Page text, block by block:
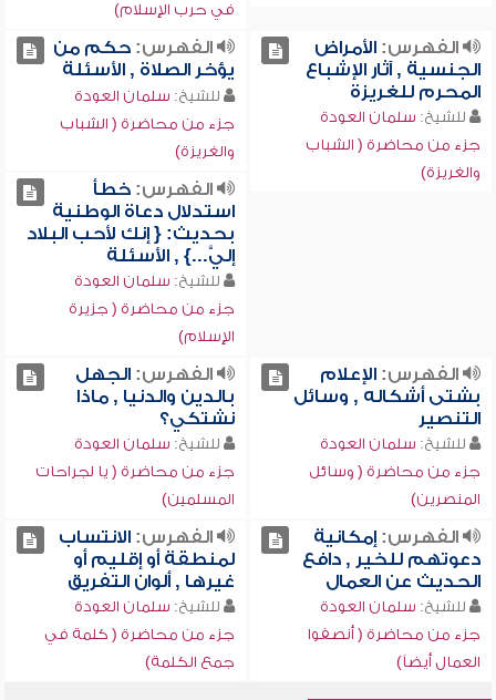
في حرب الإسلام)
الفهرس:الأمراض
الجنسية , آثار الإشباع
المحرم للغريزة
للشيخ: سلمان العودة
جزء من محاضرة ( الشباب
والغريزة)
الفهرس:حكم من
يؤخر الصلاة , الأسئلة
للشيخ: سلمان العودة
جزء من محاضرة ( الشباب
والغريزة)
الفهرس:خطأ
استدلال دعاة الوطنية
بحديث: { إنك لأحب البلاد
إليَّ...} , الأسئلة
للشيخ: سلمان العودة
جزء من محاضرة ( جزيرة
الإسلام)
الفهرس:الإعلام
بشتى أشكاله , وسائل
التنصير
للشيخ: سلمان العودة
جزء من محاضرة ( وسائل
المنصرين)
الفهرس:الجهل
بالدين والدنيا , ماذا
نشتكي؟
للشيخ: سلمان العودة
جزء من محاضرة ( يا لجراحات
المسلمين)
الفهرس:إمكانية
دعوتهم للخير , دافع
الحديث عن العمال
للشيخ: سلمان العودة
جزء من محاضرة ( أنصفوا
العمال أيضاً)
الفهرس:الانتساب
لمنطقة أو إقليم أو
غيرها , ألوان التفريق
للشيخ: سلمان العودة
جزء من محاضرة ( كلمة في
جمع الكلمة)